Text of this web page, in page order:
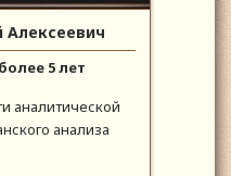
Алексеевич
5 лет
аналитической
анализа